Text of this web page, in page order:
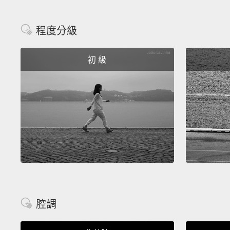
程度分級
初 級
腔調